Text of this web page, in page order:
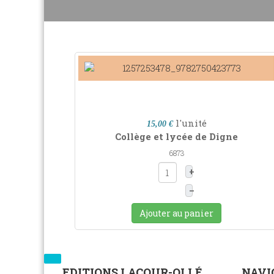
15,00 € l'unité
Collège et lycée de Digne
6873
+
–
Ajouter au panier